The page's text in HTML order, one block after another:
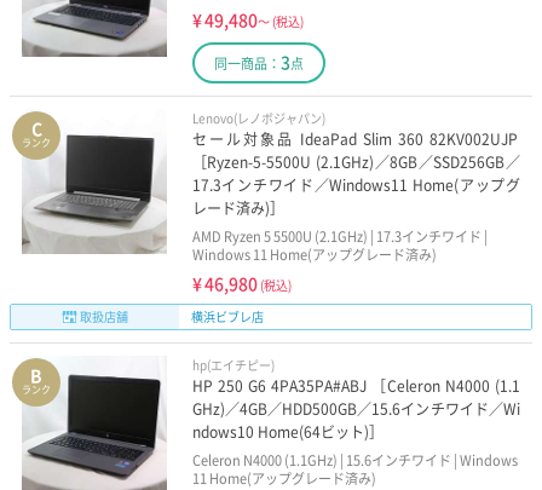
¥49,480～ (税込)
同一商品： 3点
C
ランク
Lenovo(レノボジャパン)
セール対象品 IdeaPad Slim 360 82KV002UJP
［Ryzen-5-5500U (2.1GHz)／8GB／SSD256GB／
17.3インチワイド／Windows11 Home(アップグ
レード済み)］
AMD Ryzen 5 5500U (2.1GHz) | 17.3インチワイド |
Windows 11 Home(アップグレード済み)
¥46,980 (税込)
取扱店舗
横浜ビブレ店
B
ランク
hp(エイチピー)
HP 250 G6 4PA35PA#ABJ ［Celeron N4000 (1.1
GHz)／4GB／HDD500GB／15.6インチワイド／Wi
ndows10 Home(64ビット)］
Celeron N4000 (1.1GHz) | 15.6インチワイド | Windows
11 Home(アップグレード済み)